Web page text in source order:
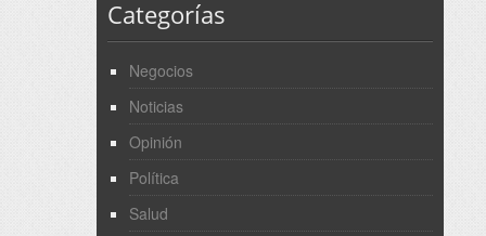
Categorías
Negocios
Noticias
Opinión
Política
Salud